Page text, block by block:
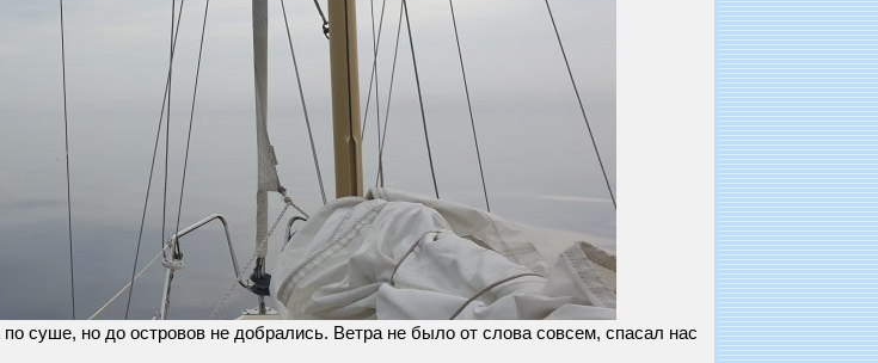
суше, но до островов не добрались. Ветра не было от слова совсем, спасал нас